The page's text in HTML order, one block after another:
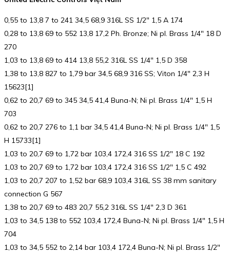
0,55 to 13,8 7 to 241 34,5 68,9 316L SS 1/2″ 1,5 A 174
0,28 to 13,8 69 to 552 13,8 17,2 Ph. Bronze; Ni pl. Brass 1/4″ 18 D
270
1,03 to 13,8 69 to 414 13,8 55,2 316L SS 1/4″ 1,5 D 358
1,38 to 13,8 827 to 1,79 bar 34,5 68,9 316 SS; Viton 1/4″ 2,3 H
15623[1]
0,62 to 20,7 69 to 345 34,5 41,4 Buna-N; Ni pl. Brass 1/4″ 1,5 H
703
0,62 to 20,7 276 to 1,1 bar 34,5 41,4 Buna-N; Ni pl. Brass 1/4″ 1,5
H 15733[1]
1,03 to 20,7 69 to 1,72 bar 103,4 172,4 316 SS 1/2″ 18 C 192
1,03 to 20,7 69 to 1,72 bar 103,4 172,4 316 SS 1/2″ 1,5 C 492
1,03 to 20,7 207 to 1,52 bar 68,9 103,4 316L SS 38 mm sanitary
connection G 567
1,38 to 20,7 69 to 483 20,7 55,2 316L SS 1/4″ 2,3 D 361
1,03 to 34,5 138 to 552 103,4 172,4 Buna-N; Ni pl. Brass 1/4″ 1,5 H
704
1,03 to 34,5 552 to 2,14 bar 103,4 172,4 Buna-N; Ni pl. Brass 1/2″